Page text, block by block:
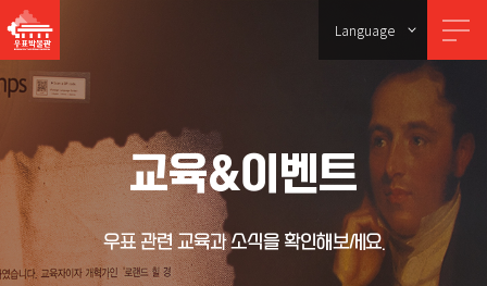
Language
교육&이벤트
우표 관련 교육과 소식을 확인해보세요.